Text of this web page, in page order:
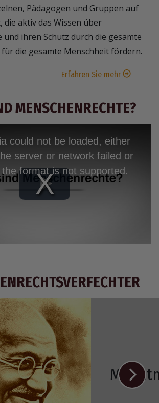
Pädagogen und Gruppen auf
die aktiv das Wissen über
und ihren Schutz durch die gesamte
die gesamte Menschheit fördern.
Erfahren Sie mehr
MENSCHENRECHTE?
Play
could not be loaded, either
server or network failed or
the format is not supported.